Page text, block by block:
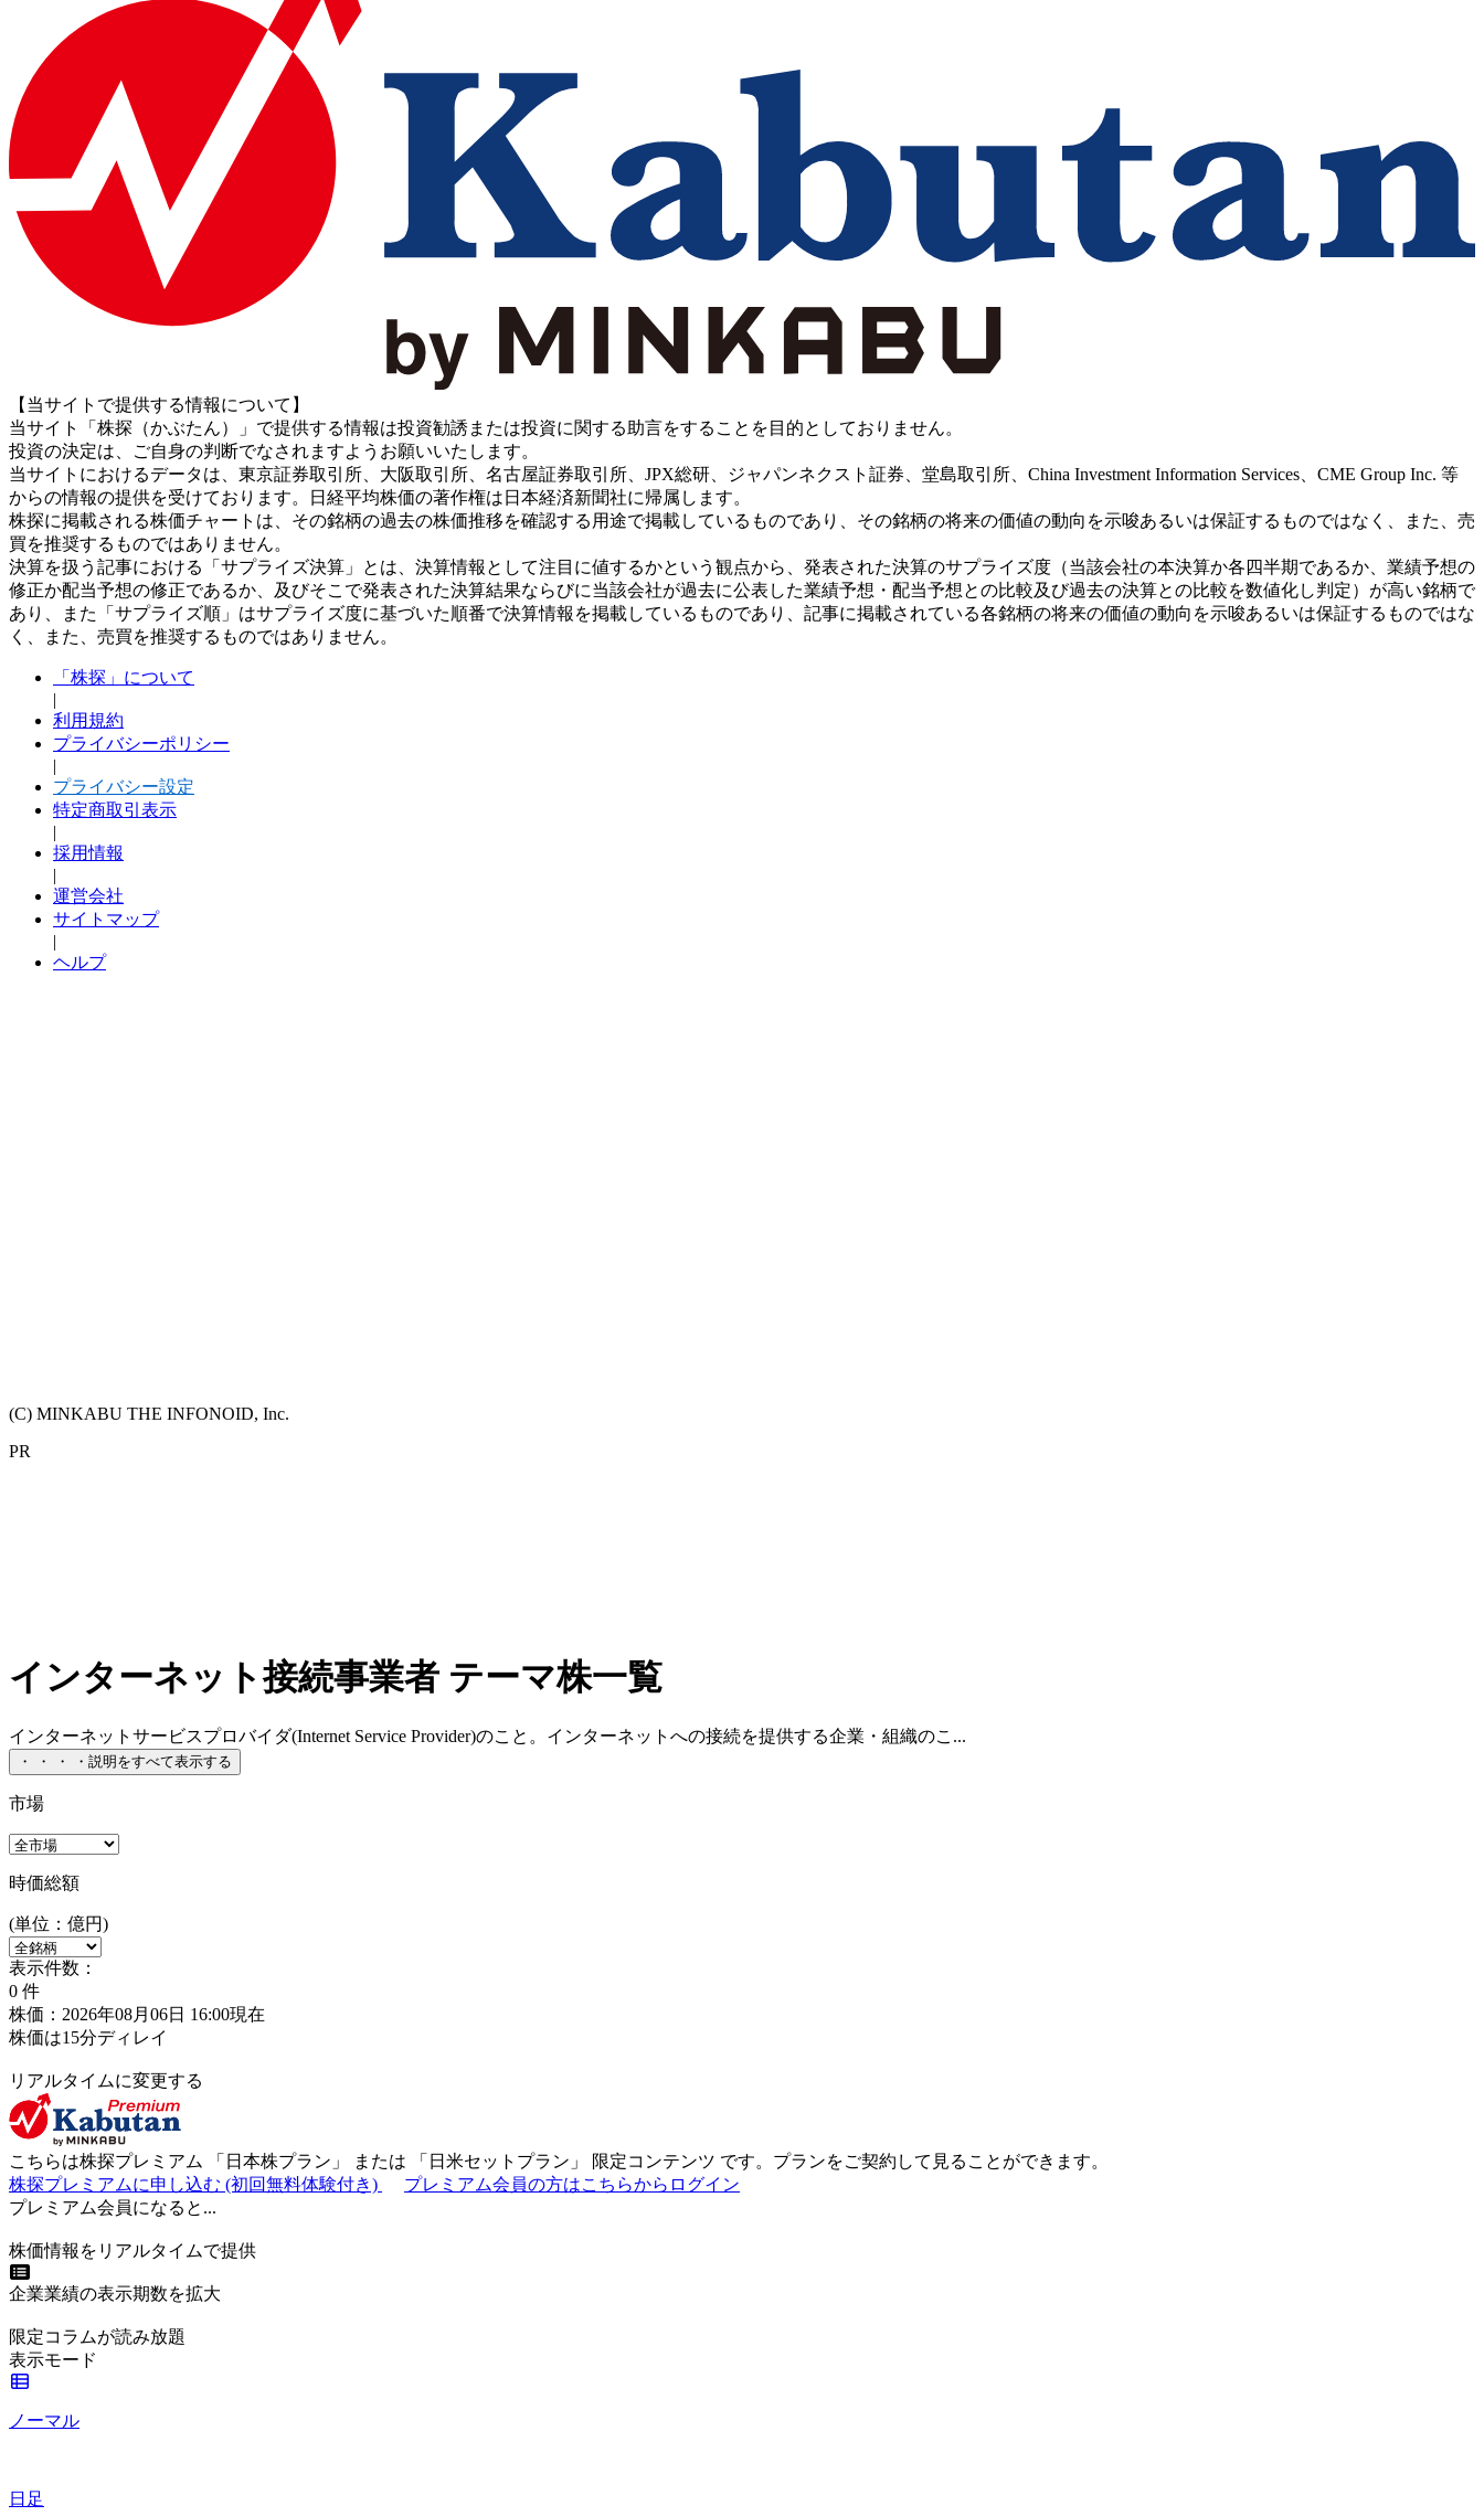
【当サイトで提供する情報について】
当サイト「株探（かぶたん）」で提供する情報は投資勧誘または投資に関する助言をすることを目的としておりません。
投資の決定は、ご自身の判断でなされますようお願いいたします。
当サイトにおけるデータは、東京証券取引所、大阪取引所、名古屋証券取引所、JPX総研、ジャパンネクスト証券、堂島取引所、China Investment Information Services、CME Group Inc. 等
からの情報の提供を受けております。日経平均株価の著作権は日本経済新聞社に帰属します。
株探に掲載される株価チャートは、その銘柄の過去の株価推移を確認する用途で掲載しているものであり、その銘柄の将来の価値の動向を示唆あるいは保証するものではなく、また、売
買を推奨するものではありません。
決算を扱う記事における「サプライズ決算」とは、決算情報として注目に値するかという観点から、発表された決算のサプライズ度（当該会社の本決算か各四半期であるか、業績予想の
修正か配当予想の修正であるか、及びそこで発表された決算結果ならびに当該会社が過去に公表した業績予想・配当予想との比較及び過去の決算との比較を数値化し判定）が高い銘柄で
あり、また「サプライズ順」はサプライズ度に基づいた順番で決算情報を掲載しているものであり、記事に掲載されている各銘柄の将来の価値の動向を示唆あるいは保証するものではな
く、また、売買を推奨するものではありません。
「株探」について
|
利用規約
プライバシーポリシー
|
プライバシー設定
特定商取引表示
|
採用情報
|
運営会社
サイトマップ
|
ヘルプ
(C) MINKABU THE INFONOID, Inc.
PR
インターネット接続事業者 テーマ株一覧
インターネットサービスプロバイダ(Internet Service Provider)のこと。インターネットへの接続を提供する企業・組織のこ...
・ ・ ・ ・ 説明をすべて表示する
市場
時価総額
(単位：億円)
表示件数：
0 件
株価：2026年08月06日 16:00現在
株価は15分ディレイ
リアルタイムに変更する
こちらは株探プレミアム 「 日本株プラン 」 または 「 日米セットプラン 」 限定コンテンツ です。プランをご契約して見ることができます。
株探プレミアムに申し込む (初回無料体験付き)
プレミアム会員の方はこちらからログイン
プレミアム会員になると...
株価情報をリアルタイムで提供
企業業績の表示期数を拡大
限定コラムが読み放題
表示モード
ノーマル
日足